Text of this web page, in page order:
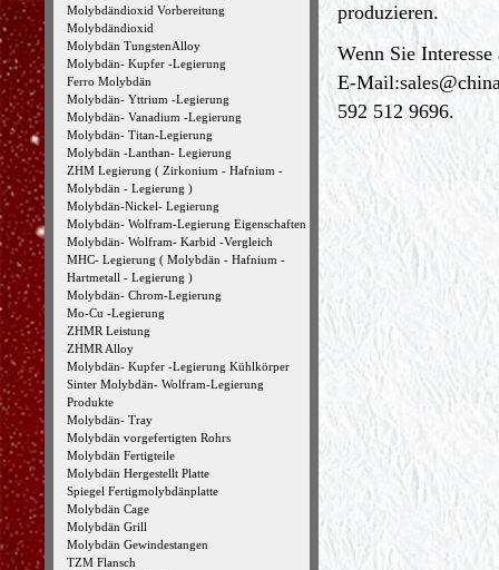
Molybdändioxid Vorbereitung
Molybdändioxid
Molybdän TungstenAlloy
Molybdän- Kupfer -Legierung
Ferro Molybdän
Molybdän- Yttrium -Legierung
Molybdän- Vanadium -Legierung
Molybdän- Titan-Legierung
Molybdän -Lanthan- Legierung
ZHM Legierung ( Zirkonium - Hafnium -
Molybdän - Legierung )
Molybdän-Nickel- Legierung
Molybdän- Wolfram-Legierung Eigenschaften
Molybdän- Wolfram- Karbid -Vergleich
MHC- Legierung ( Molybdän - Hafnium -
Hartmetall - Legierung )
Molybdän- Chrom-Legierung
Mo-Cu -Legierung
ZHMR Leistung
ZHMR Alloy
Molybdän- Kupfer -Legierung Kühlkörper
Sinter Molybdän- Wolfram-Legierung
Produkte
Molybdän- Tray
Molybdän vorgefertigten Rohrs
Molybdän Fertigteile
Molybdän Hergestellt Platte
Spiegel Fertigmolybdänplatte
Molybdän Cage
Molybdän Grill
Molybdän Gewindestangen
TZM Flansch
produzieren.
Wenn Sie
E-Mail:
592 512 9696.